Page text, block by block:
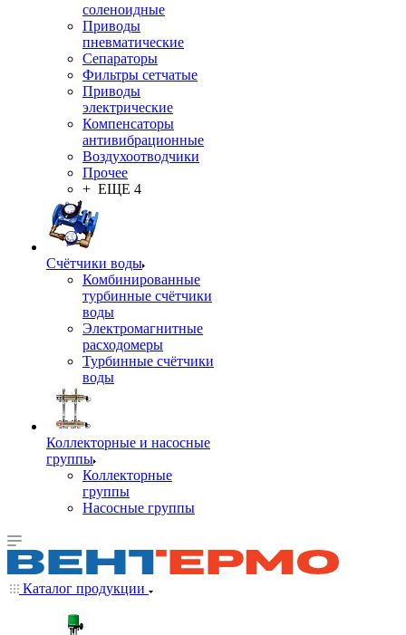
соленоидные
Приводы
пневматические
Сепараторы
Фильтры сетчатые
Приводы
электрические
Компенсаторы
антивибрационные
Воздухоотводчики
Прочее
+ ЕЩЕ 4
Счётчики воды
Комбинированные
турбинные счётчики
воды
Электромагнитные
расходомеры
Турбинные счётчики
воды
Коллекторные и насосные
группы
Коллекторные
группы
Насосные группы
Каталог продукции